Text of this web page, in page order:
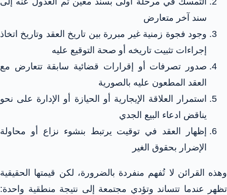
سند آخر متعارض
وجود فجوة زمنية غير مبررة بين تاريخ العقد وتاريخ اتخاذ
إجراءات تثبيت تاريخه أو صحة التوقيع عليه
صدور تصرفات أو إقرارات قضائية سابقة تتعارض مع
العقد المطعون عليه بالصورية
استمرار العلاقة الإيجارية أو الحيازة أو الإدارة على نحو
يناقض ادعاء البيع الجدي
إظهار العقد في توقيت يرتبط بنشوء نزاع أو محاولة
الإضرار بحقوق الغير
وهذه القرائن لا تُفهم منفردة بالضرورة، لكن قيمتها الحقيقية
تظهر عندما تتساند وتؤدي مجتمعة إلى نتيجة منطقية واحدة: